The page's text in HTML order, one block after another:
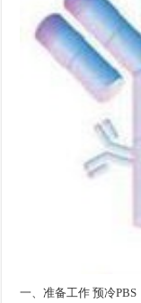
一、准备工作 预冷